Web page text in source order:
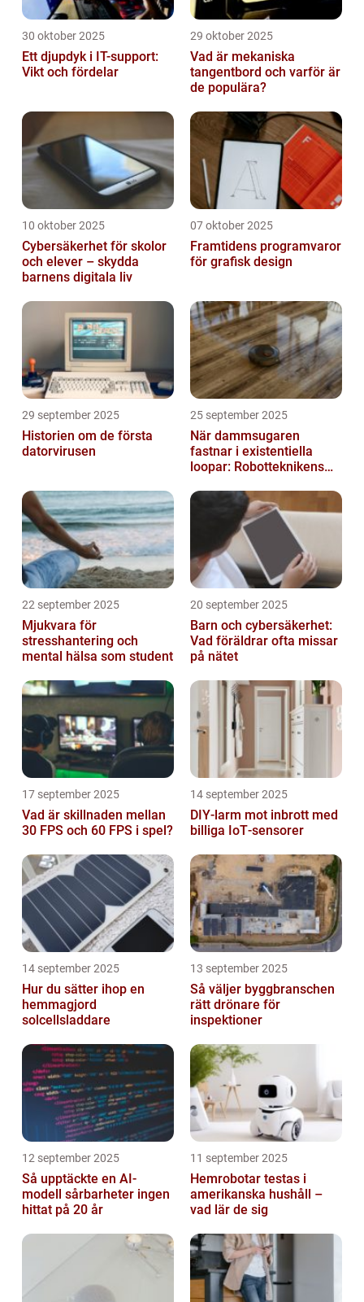
30 oktober 2025
Ett djupdyk i IT-support:
Vikt och fördelar
29 oktober 2025
Vad är mekaniska
tangentbord och varför är
de populära?
10 oktober 2025
Cybersäkerhet för skolor
och elever – skydda
barnens digitala liv
07 oktober 2025
Framtidens programvaror
för grafisk design
29 september 2025
Historien om de första
datorvirusen
25 september 2025
När dammsugaren
fastnar i existentiella
loopar: Robotteknikens
22 september 2025
Mjukvara för
stresshantering och
mental hälsa som student
20 september 2025
Barn och cybersäkerhet:
Vad föräldrar ofta missar
på nätet
17 september 2025
Vad är skillnaden mellan
30 FPS och 60 FPS i spel?
14 september 2025
DIY‑larm mot inbrott med
billiga IoT‑sensorer
14 september 2025
Hur du sätter ihop en
hemmagjord
solcellsladdare
13 september 2025
Så väljer byggbranschen
rätt drönare för
inspektioner
12 september 2025
Så upptäckte en AI-
modell sårbarheter ingen
hittat på 20 år
11 september 2025
Hemrobotar testas i
amerikanska hushåll –
vad lär de sig